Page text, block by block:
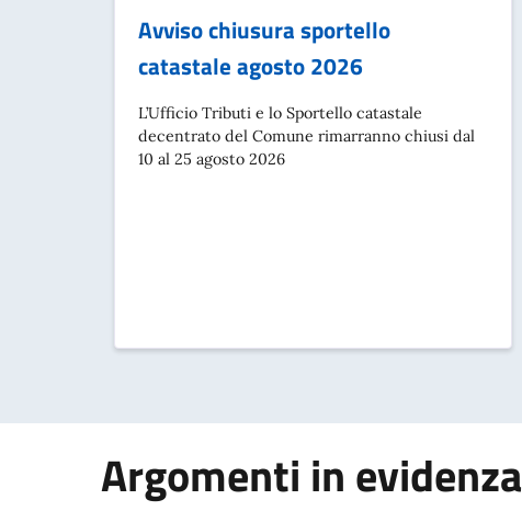
Avviso chiusura sportello
catastale agosto 2026
L’Ufficio Tributi e lo Sportello catastale
decentrato del Comune rimarranno chiusi dal
10 al 25 agosto 2026
Argomenti in evidenza